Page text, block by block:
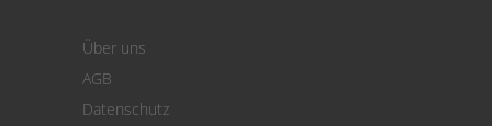
Über uns
AGB
Datenschutz